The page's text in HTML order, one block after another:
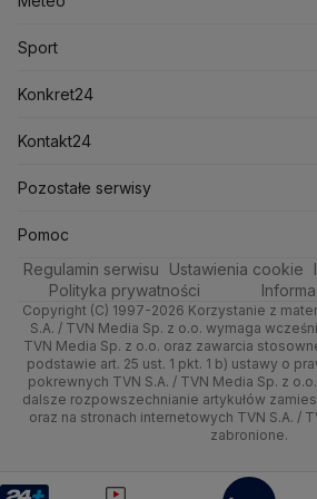
Lotnisko Chopina
Mariusz Błaszczak
Mark Zuckerberg
Ministerstwo Aktywów Państwowych
Ministerstwo Infrastruktury
Ministerstwo Rolnictwa
Ministerstwo Rozwoju i Technologii
Ministerstwo Sportu i Turystyki
Ministerstwo Cyfryzacji
Ministerstwo Edukacji Narodowej
Ministerstwo Finansów
Ministerstwo Klimatu i Środowiska
Ministerstwo Nauki i Szkolnictwa
Ministerstwo Rodziny, Pracy i Polityki
Sport
Zdrowie
Technologia
Quizy
Tematy
Newslettery
Ludzie Faktów
Katowice
Kraków
Poznań
Trójmiasto
Kielce
Kujawsko-pomorskie
Lublin
Lubuskie
Notowania
Pieniądze
Nieruchomości
Rynki
Dla firm
Handel
Ze świata
Tech
Moto
Pogoda godzinowa
Pogoda długoterminowa
Pogoda na jutro
Pogoda na weekend
Najnowsze
Polska
Prognoza
Świat
Nauka
Sport
Piłka Nożna
Tenis
Kolarstwo
Skoki Narciarskie
Sporty zimowe
Lekkoatletyka
Siatkówka
F1
Konkret24
Najnowsze
Polska
Świat
Polityka
Zdrowie
Tech
Nauka
Kontakt24
Najnowsze
Gorące Tematy
Wyślij zgłoszenie
Pozostałe serwisy
TVN
Dzień Dobry TVN
Uwaga TVN
HGTV
TVN Turbo
Pomoc
Centrum pomocy
Test zgodności
Oglądaj na TV
Zrealizuj voucher
Regulamin serwisu Ustawienia cookie
Polityka prywatności
Copyright (C) 1997-2026 Korzystanie z
S.A. / TVN Media Sp. z o.o. wymaga
TVN Media Sp. z o.o. oraz zawarcia
podstawie art. 25 ust. 1 pkt. 1 b) ustawy o
pokrewnych TVN S.A. / TVN Media Sp. z
dalsze rozpowszechnianie artykułów
oraz na stronach internetowych TVN S.A. /
zabronione.